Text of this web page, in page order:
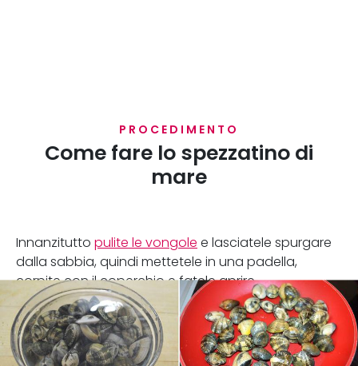
PROCEDIMENTO
Come fare lo spezzatino di
mare
Innanzitutto pulite le vongole e lasciatele spurgare
dalla sabbia, quindi mettetele in una padella,
corpite con il coperchio e fatele aprire.